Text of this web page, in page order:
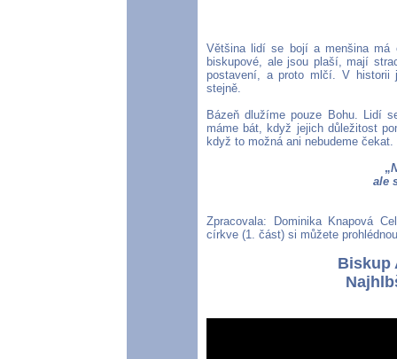
Většina lidí se bojí a menšina má
biskupové, ale jsou plaší, mají
postavení, a proto mlčí. V
stejně.
Bázeň dlužíme pouze Bohu. Lidí
máme bát, když jejich důležitost
když to možná ani nebudeme čekat.
„
ale
Zpracovala: Dominika Knapová
církve (1. část) si můžete
Biskup